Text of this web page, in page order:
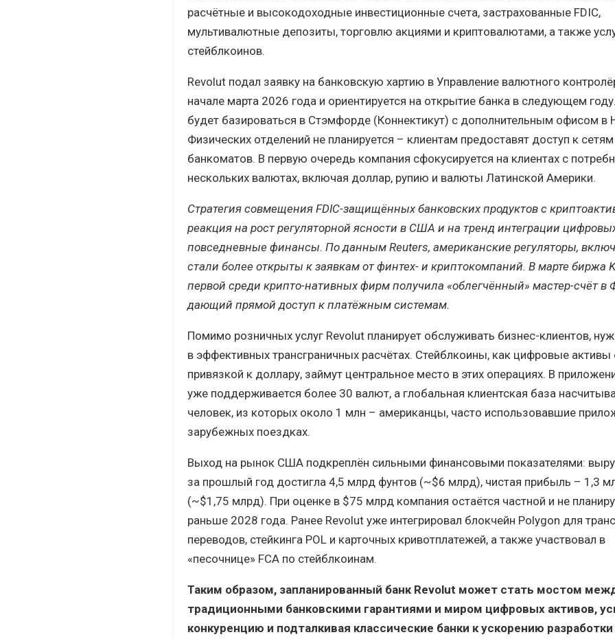
расчётные и высокодоходные инвестиционные счета, застрахованные FDIC,
мультивалютные депозиты, торговлю акциями и криптовалютами, а также
стейблкоинов.
Revolut подал заявку на банковскую хартию в Управление валютного
начале марта 2026 года и ориентируется на открытие банка в следующем
будет базироваться в Стэмфорде (Коннектикут) с дополнительным офисом
Физических отделений не планируется – клиентам предоставят доступ к сетям
банкоматов. В первую очередь компания сфокусируется на клиентах с
нескольких валютах, включая доллар, рупию и валюты Латинской Америки.
Стратегия совмещения FDIC-защищённых банковских продуктов с
реакция на рост регуляторной ясности в США и на тренд интеграции
повседневные финансы. По данным Reuters, американские регуляторы,
стали более открыты к заявкам от финтех- и криптокомпаний. В марте биржа
первой среди крипто-нативных фирм получила «облегчённый» мастер-счёт в
дающий прямой доступ к платёжным системам.
Помимо розничных услуг Revolut планирует обслуживать бизнес-клиентов,
в эффективных трансграничных расчётах. Стейблкоины, как цифровые активы
привязкой к доллару, займут центральное место в этих операциях. В
уже поддерживается более 30 валют, а глобальная клиентская база
человек, из которых около 1 млн – американцы, часто использовавшие
зарубежных поездках.
Выход на рынок США подкреплён сильными финансовыми показателями:
за прошлый год достигла 4,5 млрд фунтов (~$6 млрд), чистая прибыль – 1,3
(~$1,75 млрд). При оценке в $75 млрд компания остаётся частной и не
раньше 2028 года. Ранее Revolut уже интегрировал блокчейн Polygon для
переводов, стейкинга POL и карточных кривотплатежей, а также участвовал в
«песочнице» FCA по стейблкоинам.
Таким образом, запланированный банк Revolut может стать мостом
традиционными банковскими гарантиями и миром цифровых активов,
конкуренцию и подталкивая классические банки к ускорению разработки